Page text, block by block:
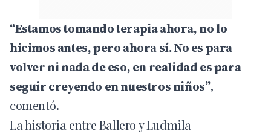
“Estamos tomando terapia ahora, no lo
hicimos antes, pero ahora sí. No es para
volver ni nada de eso, en realidad es para
seguir creyendo en nuestros niños”,
comentó.
La historia entre Ballero y Ludmila